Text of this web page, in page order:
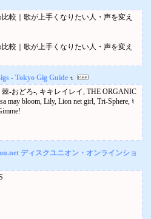
較｜歌が上手くなりたい人・声を変え
較｜歌が上手くなりたい人・声を変え
- Tokyo Gig Guide
-おどろ-, キキレイレイ, THE ORGANIC
may bloom, Lily, Lion net girl, Tri-Sphere, ♮
ょんまな中毒 from Pure♡Rabbit, FRI♡DO
カ
ディスクユニオン・オンラインショ